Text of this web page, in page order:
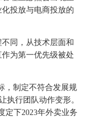
投放与电商投放的
同，从技术层面和
为第一优先级被处
，制定不符合发展规
执行团队动作变形。
定下2023年外卖业务